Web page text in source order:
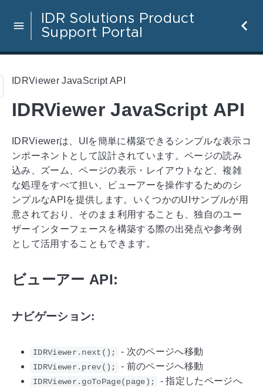
IDR Solutions Product
Support Portal
IDRViewer JavaScript API
IDRViewer JavaScript API
IDRViewerは、UIを簡単に構築できるシンプルな表示コ
ンポーネントとして設計されています。ページの読み
込み、ズーム、ページの表示・レイアウトなど、複雑
な処理をすべて担い、ビューアーを操作するためのシ
ンプルなAPIを提供します。いくつかのUIサンプルが用
意されており、そのまま利用することも、独自のユー
ザーインターフェースを構築する際の出発点や参考例
として活用することもできます。
ビューアー API:
ナビゲーション:
IDRViewer.next(); - 次のページへ移動
IDRViewer.prev(); - 前のページへ移動
IDRViewer.goToPage(page);
- 指定したページへ